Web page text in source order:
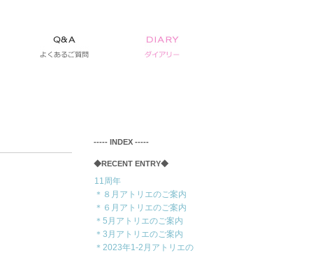
‐‐‐‐‐ INDEX ‐‐‐‐‐
◆RECENT ENTRY◆
11周年
＊８月アトリエのご案内
＊６月アトリエのご案内
＊5月アトリエのご案内
＊3月アトリエのご案内
＊2023年1-2月アトリエの